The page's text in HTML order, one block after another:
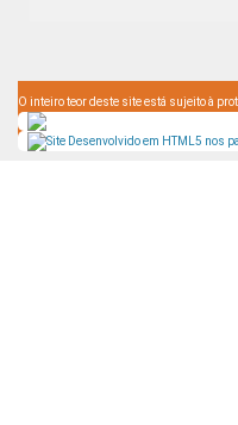
O inteiro teor deste site está sujeito à